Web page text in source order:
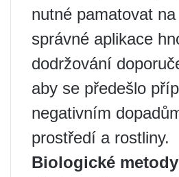
nutné pamatovat
správné aplikace
dodržování
aby se předešlo
negativním
prostředí a rostliny.
Biologické